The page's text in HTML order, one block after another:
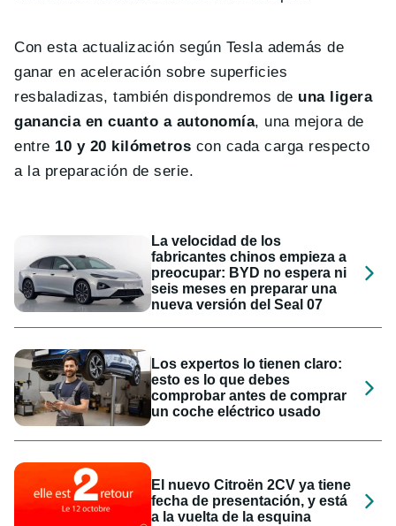
Con esta actualización según Tesla además de
ganar en aceleración sobre superficies
resbaladizas, también dispondremos de una ligera
ganancia en cuanto a autonomía, una mejora de
entre 10 y 20 kilómetros con cada carga respecto
a la preparación de serie.
La velocidad de los
fabricantes chinos empieza a
preocupar: BYD no espera ni
seis meses en preparar una
nueva versión del Seal 07
Los expertos lo tienen claro:
esto es lo que debes
comprobar antes de comprar
un coche eléctrico usado
El nuevo Citroën 2CV ya tiene
fecha de presentación, y está
a la vuelta de la esquina